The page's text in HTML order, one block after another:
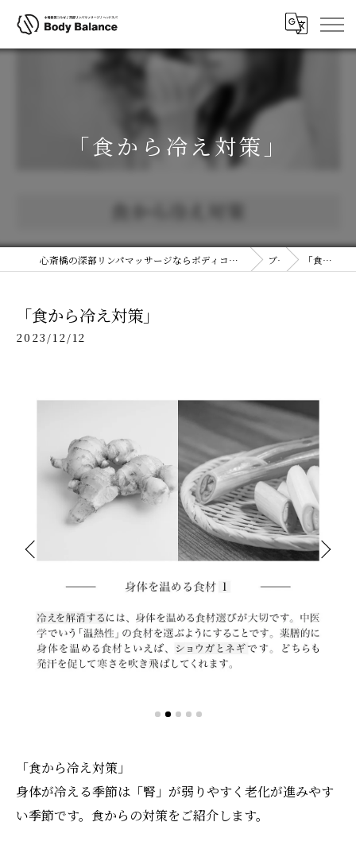
「食から冷え対策」
心斎橋の深部リンパマッサージならボディコルギ&ヘッドスパ(ヘッドコルギ)専門店ボディバランス 大阪心斎橋店 ブログ 「食から冷え対策」
「食から冷え対策」
2023/12/12
「食から冷え対策」
身体が冷える季節は「腎」が弱りやすく老化が進みやす
い季節です。食からの対策をご紹介します。